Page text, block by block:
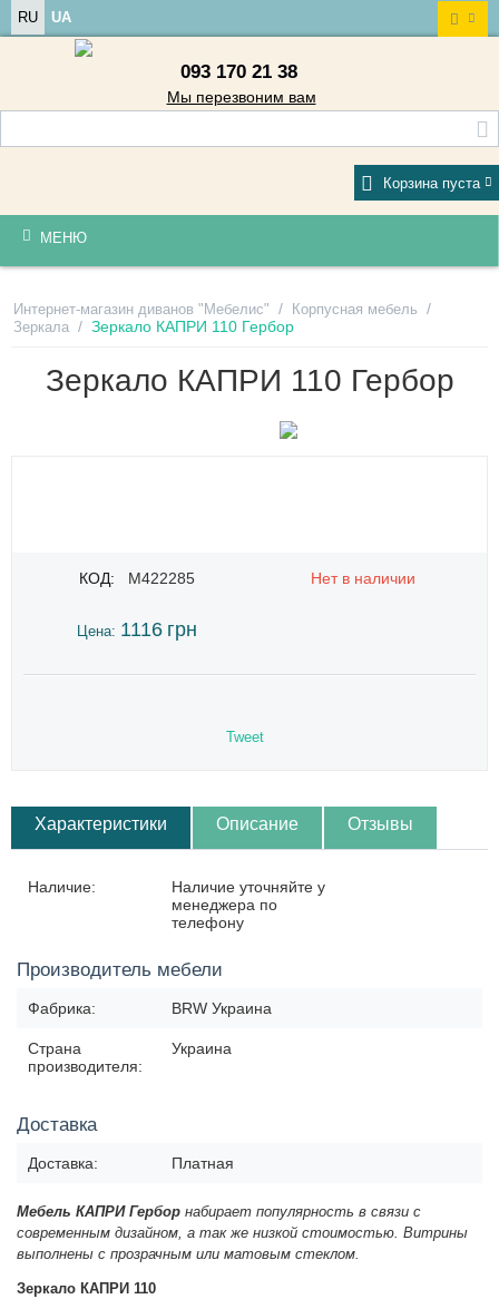
RU UA
093 170 21 38
Мы перезвоним вам
Корзина пуста
МЕНЮ
Интернет-магазин диванов "Мебелис" / Корпусная мебель /
Зеркала / Зеркало КАПРИ 110 Гербор
Зеркало КАПРИ 110 Гербор
КОД: M422285 Нет в наличии
Цена: 1116 грн
Tweet
Характеристики Описание Отзывы
Наличие:
Наличие уточняйте у
менеджера по
телефону
Производитель мебели
Фабрика: BRW Украина
Страна
производителя:
Украина
Доставка
Доставка: Платная
Мебель КАПРИ Гербор набирает популярность в связи с
современным дизайном, а так же низкой стоимостью. Витрины
выполнены с прозрачным или матовым стеклом.
Зеркало КАПРИ 110